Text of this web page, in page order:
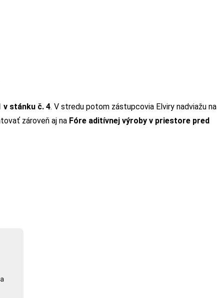
v stánku č. 4. V stredu potom zástupcovia Elviry nadviažu na
zároveň aj na Fóre aditívnej výroby v priestore pred